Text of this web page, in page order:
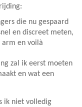
die nu gespaard
en discreet meten,
en voilà
zal ik eerst moeten
en wat een
ik niet volledig